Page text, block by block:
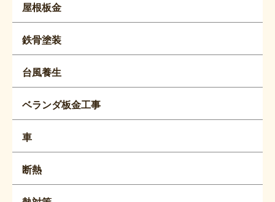
屋根板金
鉄骨塗装
台風養生
ベランダ板金工事
車
断熱